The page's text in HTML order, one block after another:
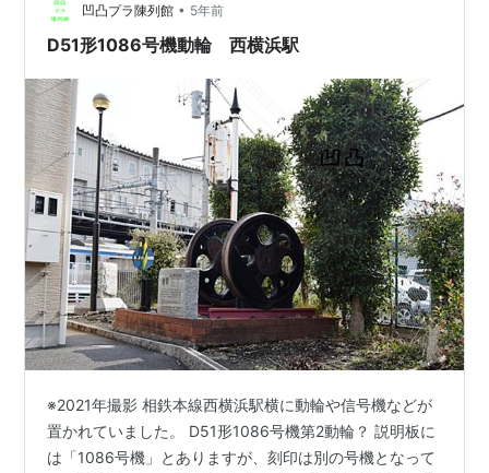
凹凸プラ陳列館 • 5年前
D51形1086号機動輪 西横浜駅
※2021年撮影 相鉄本線西横浜駅横に動輪や信号機などが
置かれていました。 D51形1086号機第2動輪？ 説明板に
は「1086号機」とありますが、刻印は別の号機となって